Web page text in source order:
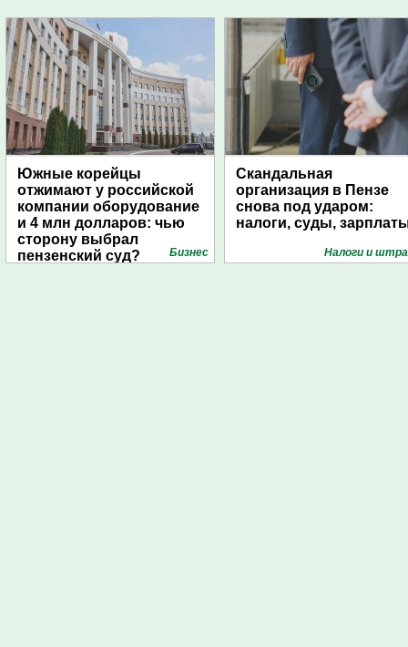
Южные корейцы
отжимают у российской
компании оборудование
и 4 млн долларов: чью
сторону выбрал
пензенский суд?
Бизнес
Скандальная
организация в Пензе
снова под ударом:
налоги, суды,
Налоги и